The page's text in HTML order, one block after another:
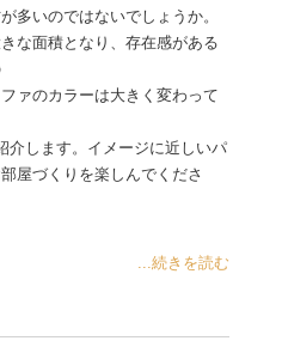
多いのではないでしょうか。
な面積となり、存在感がある
ァのカラーは大きく変わって
介します。イメージに近しいパ
屋づくりを楽しんでくださ
...続きを読む